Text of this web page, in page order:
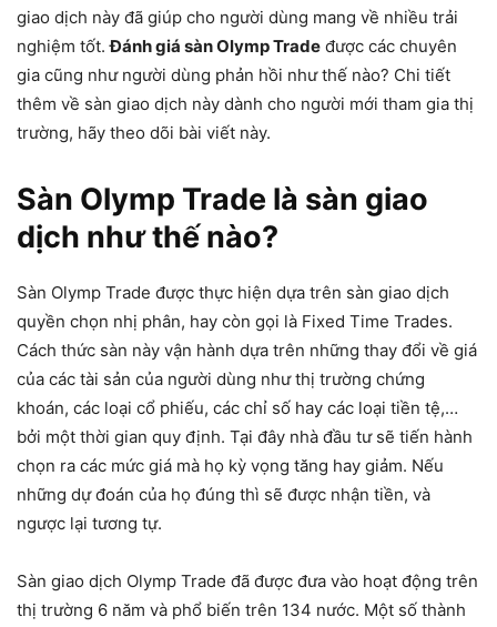
giao dịch này đã giúp cho người dùng mang về nhiều trải
nghiệm tốt.Đánh giá sàn Olymp Trade được các chuyên
gia cũng như người dùng phản hồi như thế nào? Chi tiết
thêm về sàn giao dịch này dành cho người mới tham gia thị
trường, hãy theo dõi bài viết này.
Sàn Olymp Trade là sàn giao
dịch như thế nào?
Sàn Olymp Trade được thực hiện dựa trên sàn giao dịch
quyền chọn nhị phân, hay còn gọi là Fixed Time Trades.
Cách thức sàn này vận hành dựa trên những thay đổi về giá
của các tài sản của người dùng như thị trường chứng
khoán, các loại cổ phiếu, các chỉ số hay các loại tiền tệ,…
bởi một thời gian quy định. Tại đây nhà đầu tư sẽ tiến hành
chọn ra các mức giá mà họ kỳ vọng tăng hay giảm. Nếu
những dự đoán của họ đúng thì sẽ được nhận tiền, và
ngược lại tương tự.
Sàn giao dịch Olymp Trade đã được đưa vào hoạt động trên
thị trường 6 năm và phổ biến trên 134 nước. Một số thành